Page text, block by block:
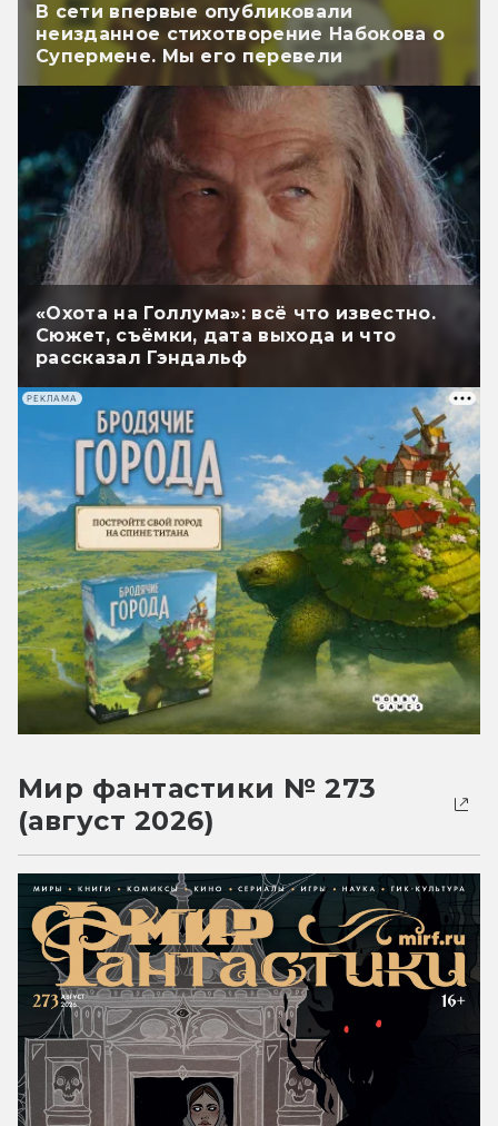
В сети впервые опубликовали
неизданное стихотворение Набокова о
Супермене. Мы его перевели
«Охота на Голлума»: всё что известно.
Сюжет, съёмки, дата выхода и что
рассказал Гэндальф
РЕКЛАМА
Мир фантастики № 273
(август 2026)